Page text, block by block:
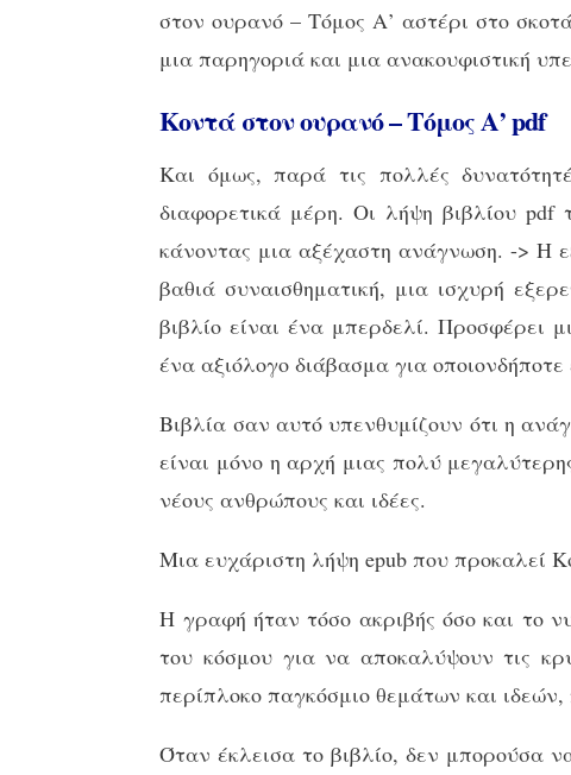
στον ουρανό – Τόμος Α’ αστέρι στο
μια παρηγοριά και μια ανακουφιστική
Κοντά στον ουρανό – Τόμος Α’ pdf
Και όμως, παρά τις πολλές
διαφορετικά μέρη. Οι λήψη βιβλίου pdf
κάνοντας μια αξέχαστη ανάγνωση. -> Η
βαθιά συναισθηματική, μια ισχυρή
βιβλίο είναι ένα μπερδελί. Προσφέρει
ένα αξιόλογο διάβασμα για
Βιβλία σαν αυτό υπενθυμίζουν ότι η
είναι μόνο η αρχή μιας πολύ
νέους ανθρώπους και ιδέες.
Μια ευχάριστη λήψη epub που προκαλεί
Η γραφή ήταν τόσο ακριβής όσο και το
του κόσμου για να αποκαλύψουν τις
περίπλοκο παγκόσμιο θεμάτων και
Όταν έκλεισα το βιβλίο, δεν μπορούσα